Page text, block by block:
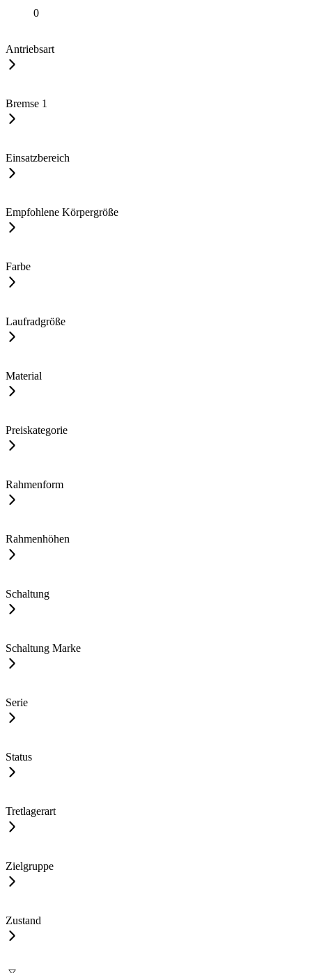
0
Antriebsart
Bremse 1
Einsatzbereich
Empfohlene Körpergröße
Farbe
Laufradgröße
Material
Preiskategorie
Rahmenform
Rahmenhöhen
Schaltung
Schaltung Marke
Serie
Status
Tretlagerart
Zielgruppe
Zustand